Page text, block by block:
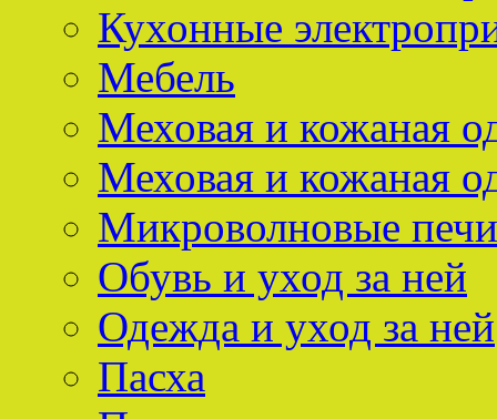
Кухонные
Мебель
Меховая и кожаная
Меховая и кожаная
Микроволновые печи
Обувь и уход за ней
Одежда и уход за ней
Пасха